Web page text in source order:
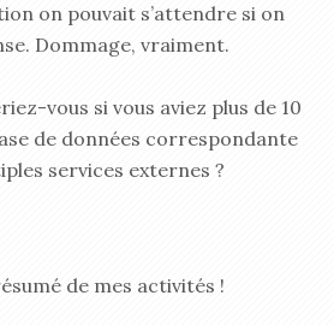
on pouvait s’attendre si on
Dommage, vraiment.
vous si vous aviez plus de 10
de données correspondante
services externes ?
de mes activités !